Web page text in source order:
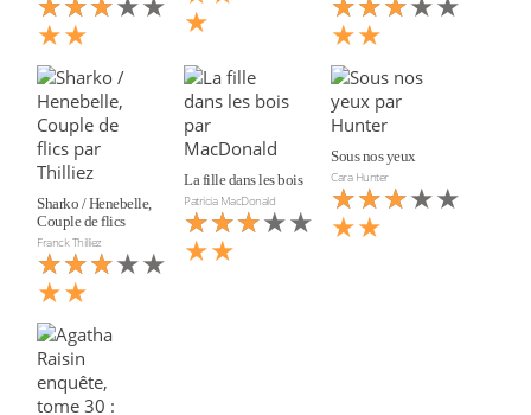
★★ ★ ★★
Sharko / Henebelle,
Couple de flics
Franck Thilliez
★★★★★
★★★
★★
La fille dans les bois
Patricia MacDonald
★★★★★
★★★
★★
Sous nos yeux
Cara Hunter
★★★★★
★★★
★★